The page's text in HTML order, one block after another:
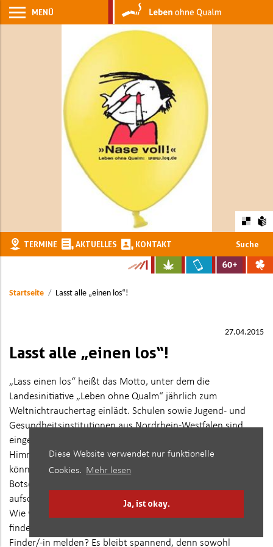
Diese Website verwendet nur funktionelle
Cookies. Mehr lesen
Ja, ist okay.
MENÜ
TERMINE AKTUELLES KONTAKT Suche
Startseite Lasst alle „einen los“!
27.04.2015
Lasst alle „einen los“!
„Lass einen los“ heißt das Motto, unter dem die
Landesinitiative „Leben ohne Qualm“ jährlich zum
Weltnichtrauchertag einlädt. Schulen sowie Jugend- und
Gesundheitsinstitutionen aus Nordrhein-Westfalen sind
eingeladen, bunte Heliumballons mit Anhängern in den
Himmel steigen zu lassen. Auf den angehängten Kärtchen
können die Teilnehmenden persönliche Sprüche und
Botschaften zu den Vorteilen des Nichtrauchens
aufschreiben.
Wie weit die Ballons wohl fliegen? Wer wird die Botschaft
finden? Und: Finden andere das cool und werden sich als
Finder/-in melden? Es bleibt spannend, denn sowohl